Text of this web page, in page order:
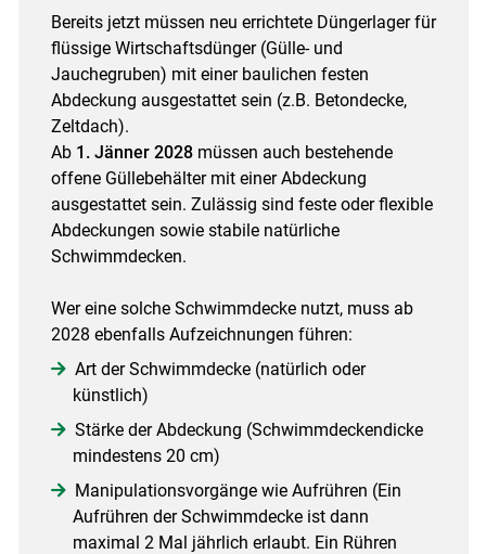
Bereits jetzt müssen neu errichtete Düngerlager für
flüssige Wirtschaftsdünger (Gülle- und
Jauchegruben) mit einer baulichen festen
Abdeckung ausgestattet sein (z.B. Betondecke,
Zeltdach).
Ab 1. Jänner 2028müssen auch bestehende
offene Güllebehälter mit einer Abdeckung
ausgestattet sein. Zulässig sind feste oder flexible
Abdeckungen sowie stabile natürliche
Schwimmdecken.
Wer eine solche Schwimmdecke nutzt, muss ab
2028 ebenfalls Aufzeichnungen führen:
Art der Schwimmdecke (natürlich oder
künstlich)
Stärke der Abdeckung (Schwimmdeckendicke
mindestens 20 cm)
Manipulationsvorgänge wie Aufrühren (Ein
Aufrühren der Schwimmdecke ist dann
maximal 2 Mal jährlich erlaubt. Ein Rühren